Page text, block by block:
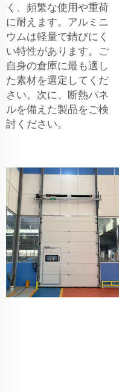
く、頻繁な使用や重荷
に耐えます。アルミニ
ウムは軽量で錆びにく
い特性があります。ご
自身の倉庫に最も適し
た素材を選定してくだ
さい。次に、断熱パネ
ルを備えた製品をご検
討ください。